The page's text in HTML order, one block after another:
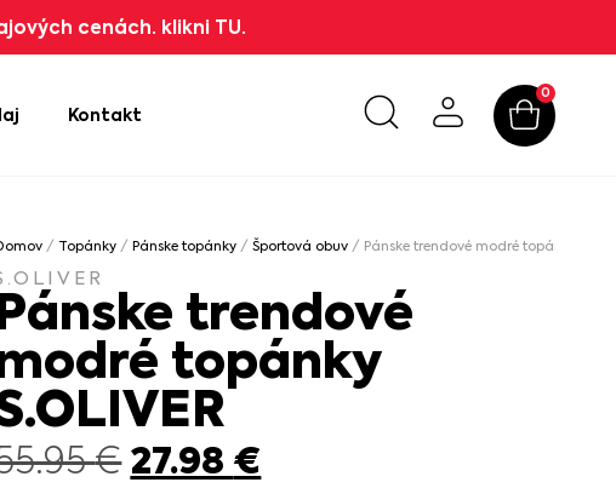
cenách. klikni TU.
Kontakt
0
/ Topánky /Pánske topánky /Športová obuv / Pánske trendové modré topánky
trendové
topánky
€27.98 €